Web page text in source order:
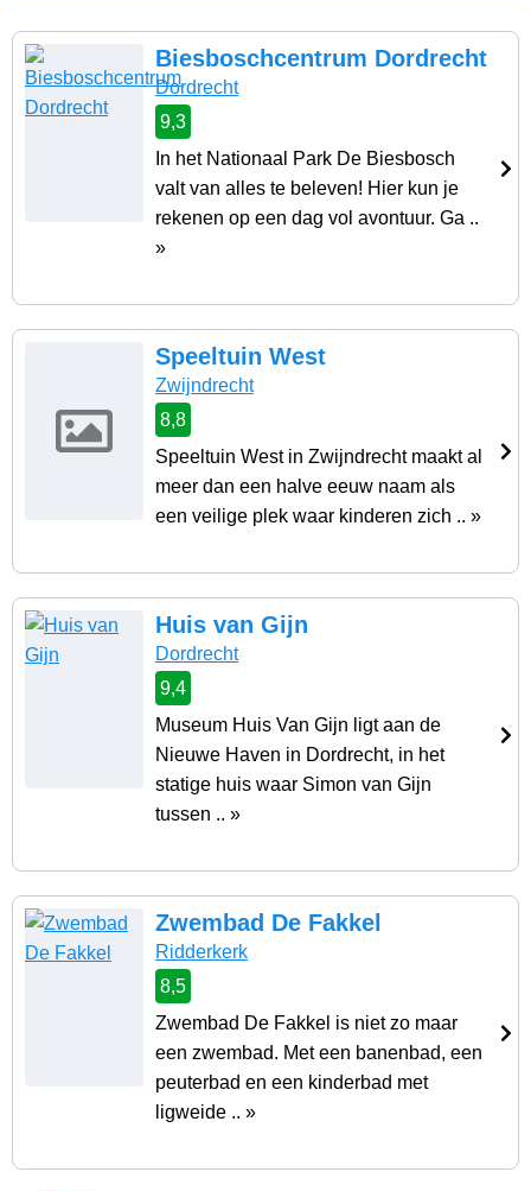
Biesboschcentrum Dordrecht
Dordrecht
9,3
In het Nationaal Park De Biesbosch
valt van alles te beleven! Hier kun je
rekenen op een dag vol avontuur. Ga ..
»
Speeltuin West
Zwijndrecht
8,8
Speeltuin West in Zwijndrecht maakt al
meer dan een halve eeuw naam als
een veilige plek waar kinderen zich .. »
Huis van Gijn
Dordrecht
9,4
Museum Huis Van Gijn ligt aan de
Nieuwe Haven in Dordrecht, in het
statige huis waar Simon van Gijn
tussen .. »
Zwembad De Fakkel
Ridderkerk
8,5
Zwembad De Fakkel is niet zo maar
een zwembad. Met een banenbad, een
peuterbad en een kinderbad met
ligweide .. »